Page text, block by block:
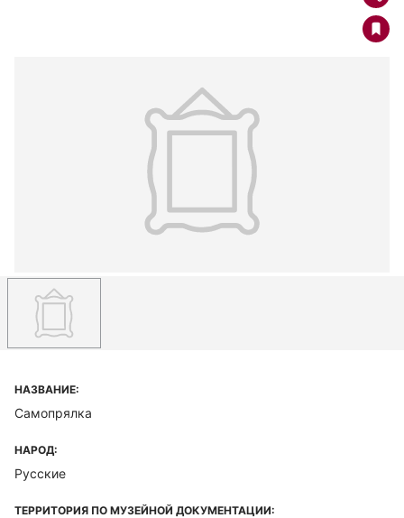
НАЗВАНИЕ:
Самопрялка
НАРОД:
Русские
ТЕРРИТОРИЯ ПО МУЗЕЙНОЙ ДОКУМЕНТАЦИИ: